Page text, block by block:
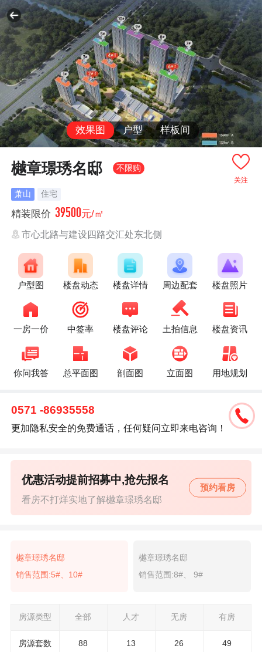
效果图 户型 样板间
关注
樾章璟琇名邸 不限购
萧山 住宅
精装限价 39500元/㎡
市心北路与建设四路交汇处东北侧
户型图 楼盘动态 楼盘详情 周边配套 楼盘照片
一房一价 中签率 楼盘评论 土拍信息 楼盘资讯
你问我答 总平面图 剖面图 立面图 用地规划
0571 -86935558
更加隐私安全的免费通话，任何疑问立即来电咨询！
看房不打烊实地了解樾章璟琇名邸
优惠活动提前招募中,抢先报名
预约看房
樾章璟琇名邸
销售范围:5#、10#
樾章璟琇名邸
销售范围:8#、 9#
房源类型 全部 人才 无房 有房
房源套数 88 13 26 49